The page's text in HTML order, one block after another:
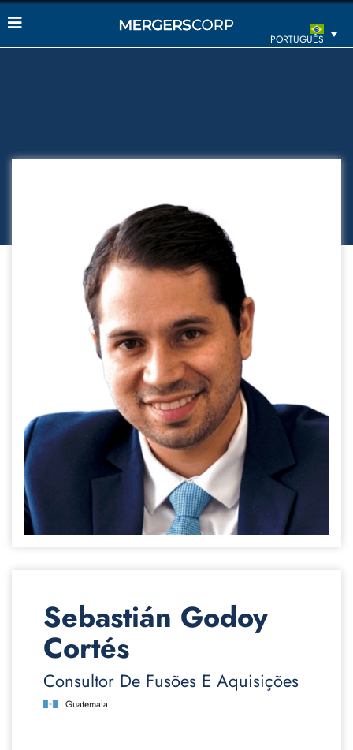
PORTUGUÊS
Sebastián Godoy
Cortés
Consultor De Fusões E Aquisições
Guatemala